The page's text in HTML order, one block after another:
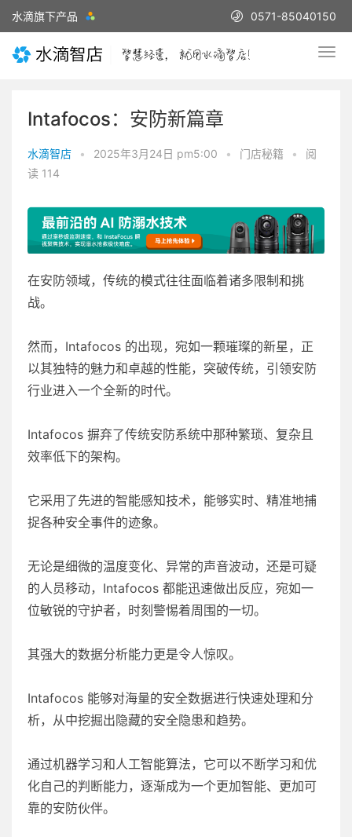
水滴旗下产品 0571-85040150
Intafocos：安防新篇章
水滴智店 • 2025年3月24日 pm5:00 • 门店秘籍 •
阅
读 114
在安防领域，传统的模式往往面临着诸多限制和挑
战。
然而，Intafocos 的出现，宛如一颗璀璨的新星，正
以其独特的魅力和卓越的性能，突破传统，引领安防
行业进入一个全新的时代。
Intafocos 摒弃了传统安防系统中那种繁琐、复杂且
效率低下的架构。
它采用了先进的智能感知技术，能够实时、精准地捕
捉各种安全事件的迹象。
无论是细微的温度变化、异常的声音波动，还是可疑
的人员移动，Intafocos 都能迅速做出反应，宛如一
位敏锐的守护者，时刻警惕着周围的一切。
其强大的数据分析能力更是令人惊叹。
Intafocos 能够对海量的安全数据进行快速处理和分
析，从中挖掘出隐藏的安全隐患和趋势。
通过机器学习和人工智能算法，它可以不断学习和优
化自己的判断能力，逐渐成为一个更加智能、更加可
靠的安防伙伴。